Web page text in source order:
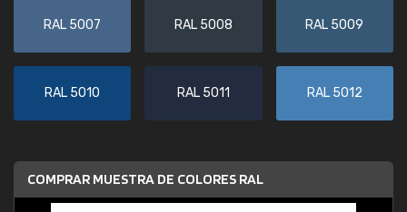
RAL 5007 RAL 5008 RAL 5009
RAL 5010 RAL 5011 RAL 5012
COMPRAR MUESTRA DE COLORES RAL